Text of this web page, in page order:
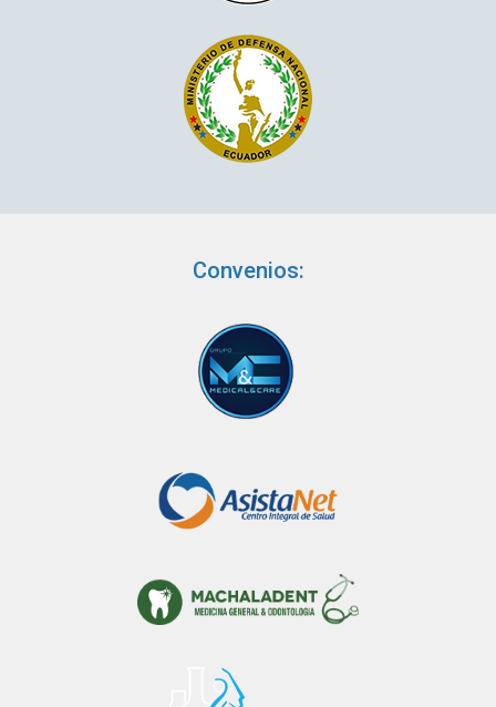
Convenios: